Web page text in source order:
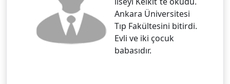
Ankara Üniversitesi
Tıp Fakültesini bitirdi.
Evli ve iki çocuk
babasıdır.